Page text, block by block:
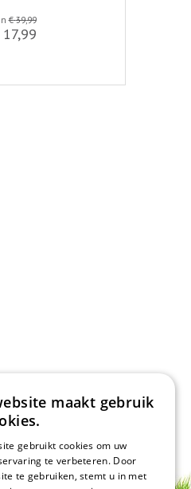
€ 39,99
17,99
maakt gebruik
gebruikt cookies om uw
te verbeteren. Door
te gebruiken, stemt u in met